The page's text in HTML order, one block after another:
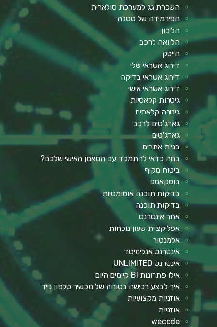
השכרת גג למערכת סולארית
הפירמידה של טסלה
הליכון
הלוואה לרכב
הייטק
דירוג אשראי שלי
דירוג אשראי בדיקה
דירוג אשראי אישי
גיטרות קלאסיות
גיטרה קלאסית
גאדג'טים לרכב
גאדג'טים
בניית אתרים
במה כדאי להתמקד עם המאמן האישי שלכם?
ביטוח מקיף
בוטקאמפ
בדיקות תוכנה אוטומטיות
בדיקות תוכנה
אתר אינטרנט
אפליקציית שעון נוכחות
אלמנטור
אינטרנט אנלימיטד
אינטרנט UNLIMITED
אילו פתרונות BI קיימים היום
איך לבצע רכישה בטוחה של מכשיר טלפון נייד
אוזניות מקצועיות
אוזניות
wecode